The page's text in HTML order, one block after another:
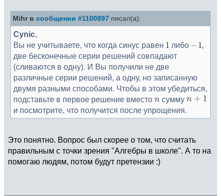
Mihr в сообщении #1100897 писал(а):
Cynic,
Вы не учитываете, что когда синус равен
либо
,
две бесконечные серии решений совпадают
(сливаются в одну). И Вы получили не две
различные серии решений, а одну, но записанную
двумя разными способами. Чтобы в этом убедиться,
подставьте в первое решение вместо
сумму
и посмотрите, что получится после упрощения.
Это понятно. Вопрос был скорее о том, что считать
правильным с точки зрения "Алгебры в школе". А то на
помогаю людям, потом будут претензии :)